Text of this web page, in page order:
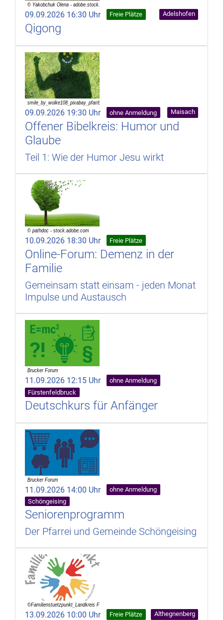
09.09.2026 16:30 Uhr Freie Plätze Adelshofen
Qigong
09.09.2026 19:30 Uhr ohne Anmeldung Maisach
Offener Bibelkreis: Humor und
Glaube
Teil 1: Wie der Humor Jesu wirkt
10.09.2026 18:30 Uhr Freie Plätze
Online-Forum: Demenz in der
Familie
Gemeinsam statt einsam - jeden Monat
Impulse und Austausch
11.09.2026 12:15 Uhr
ohne Anmeldung
Fürstenfeldbruck
Deutschkurs für Anfänger
11.09.2026 14:00 Uhr
ohne Anmeldung
Schöngeising
Seniorenprogramm
Der Pfarrei und Gemeinde Schöngeising
13.09.2026 10:00 Uhr Freie Plätze Althegnenberg